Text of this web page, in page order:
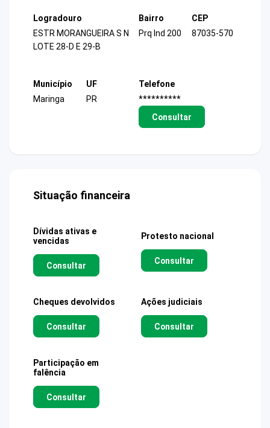
Logradouro
ESTR MORANGUEIRA S N
LOTE 28-D E 29-B
Bairro
Prq Ind 200
CEP
87035-570
Município
Maringa
UF
PR
Telefone
**********
Consultar
Situação financeira
Dívidas ativas e
vencidas
Consultar
Protesto nacional
Consultar
Cheques devolvidos
Consultar
Ações judiciais
Consultar
Participação em
falência
Consultar